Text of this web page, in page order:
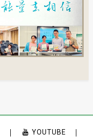
YOUTUBE